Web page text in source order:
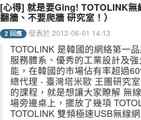
[心得] 就是要Ging! TOTOLINK無
翻牆、不要爬牆 研究室！）
2 回應 發表於 2012-06-01 14:13
TOTOLINK 是韓國的網絡第一
服務體系、優秀的工業設計及
能，在韓國的市場佔有率超過
總代理 - 臺灣塔米歐 王團研究
的課程，就是想讓大家瞭解 無
場旁邊桌上，擺放了幾項
TOTOLINK 雙頻極速USB無線